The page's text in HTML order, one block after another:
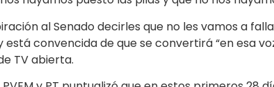
al Senado decirles que no les vamos a
convencida de que se convertirá “en esa
TV abierta.